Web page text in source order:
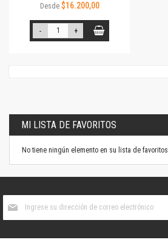
Desde $16.200,00
- +
MI LISTA DE FAVORITOS
No tiene ningún elemento en su lista de favoritos.
boletín